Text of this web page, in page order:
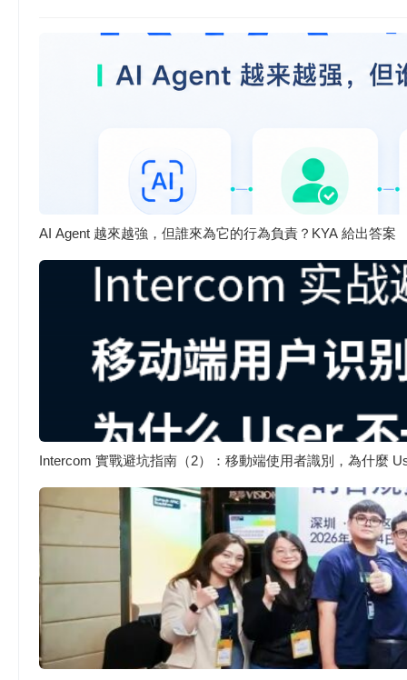
AI Agent 越來越強，但誰來為它的行為負責？KYA 給出答案
Intercom 實戰避坑指南（2）：移動端使用者識別，為什麼